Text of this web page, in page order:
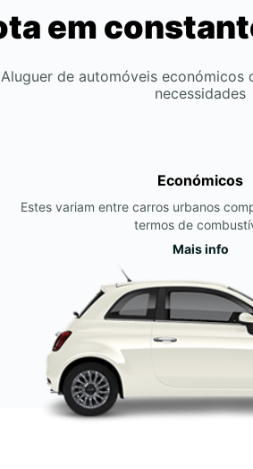
em
Aluguer de automóveis económicos
necessidades
Económicos
Estes variam entre carros urbanos
termos de
Mais info